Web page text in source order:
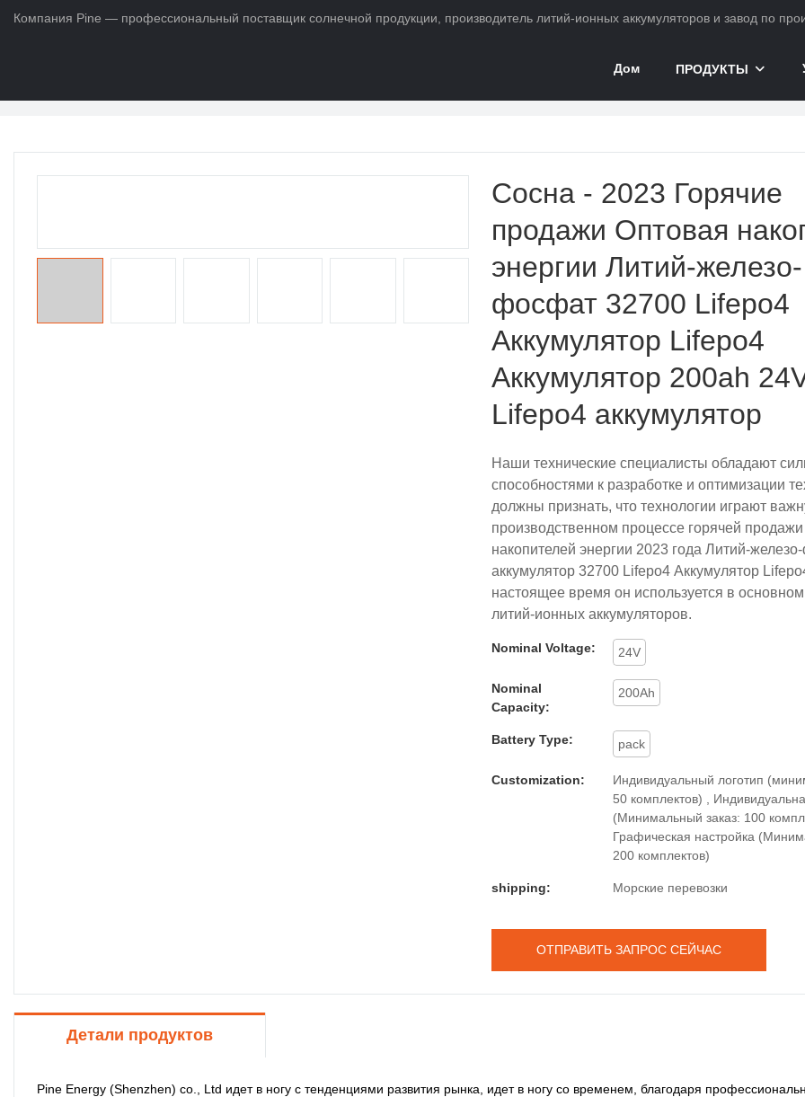
Компания Pine — профессиональный поставщик солнечной продукции, производитель литий-ионных аккумуляторов и завод по
Дом ПРОДУКТЫ
Сосна - 2023 Горячие
продажи Оптовая
энергии Литий-железо-
фосфат 32700 Lifepo4
Аккумулятор Lifepo4
Аккумулятор 200ah
Lifepo4 аккумулятор
Наши технические специалисты обладают
способностями к разработке и оптимизации
должны признать, что технологии играют
производственном процессе горячей
накопителей энергии 2023 года Литий-
аккумулятор 32700 Lifepo4 Аккумулятор
настоящее время он используется в
литий-ионных аккумуляторов.
Nominal Voltage: 24V
Nominal
Capacity:
200Ah
Battery Type: pack
Customization:
Индивидуальный логотип
50 комплектов) ,
(Минимальный заказ: 100
Графическая настройка
200 комплектов)
shipping: Морские перевозки
ОТПРАВИТЬ ЗАПРОС СЕЙЧАС
Детали продуктов
Pine Energy (Shenzhen) co., Ltd идет в ногу с тенденциями развития рынка, идет в ногу со временем, благодаря